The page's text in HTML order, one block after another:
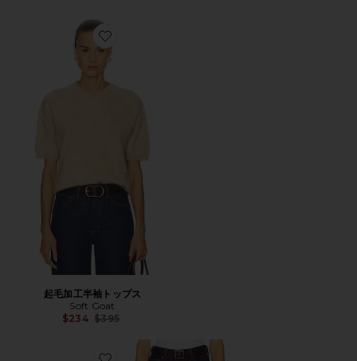
Favorite 起毛加工半袖トップス
起毛加工半袖トップス
Soft Goat
$234 Previous price:
$395